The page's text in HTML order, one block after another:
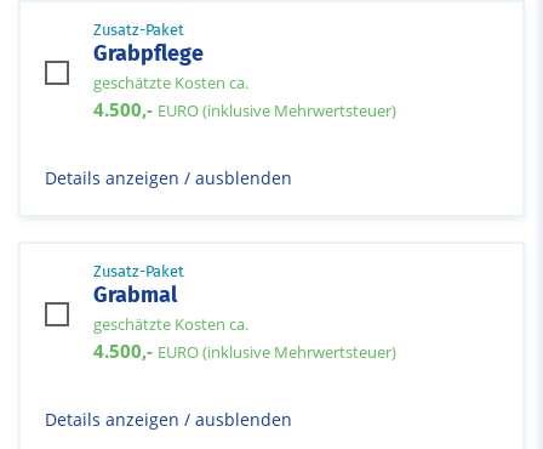
Zusatz-Paket
Grabpflege
geschätzte Kosten ca.
4.500,- EURO (inklusive Mehrwertsteuer)
Details anzeigen / ausblenden
Zusatz-Paket
Grabmal
geschätzte Kosten ca.
4.500,- EURO (inklusive Mehrwertsteuer)
Details anzeigen / ausblenden